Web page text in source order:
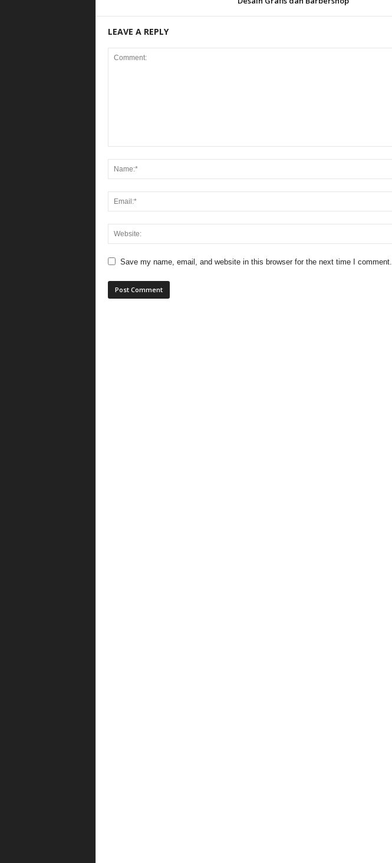
LEAVE A REPLY
Save my name, email, and website in this browser for the next time I comment.